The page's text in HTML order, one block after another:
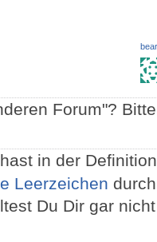
Forum"?
in der
Leerzeichen
Du Dir gar